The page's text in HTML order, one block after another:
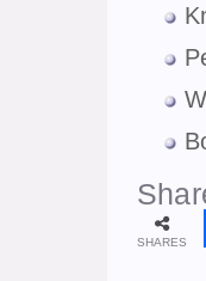
SHARES